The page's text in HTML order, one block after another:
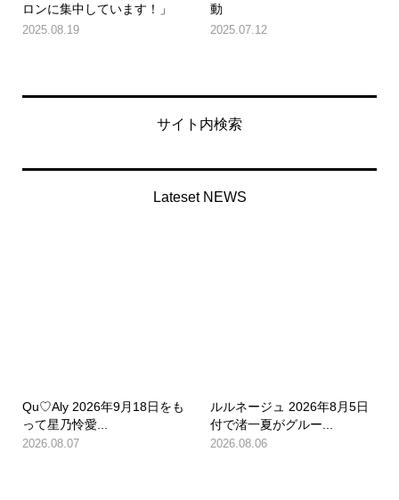
ロンに集中しています！」
2025.08.19
動
2025.07.12
サイト内検索
Lateset NEWS
Qu♡Aly 2026年9月18日をも
って星乃怜愛...
2026.08.07
ルルネージュ 2026年8月5日
付で渚一夏がグルー...
2026.08.06